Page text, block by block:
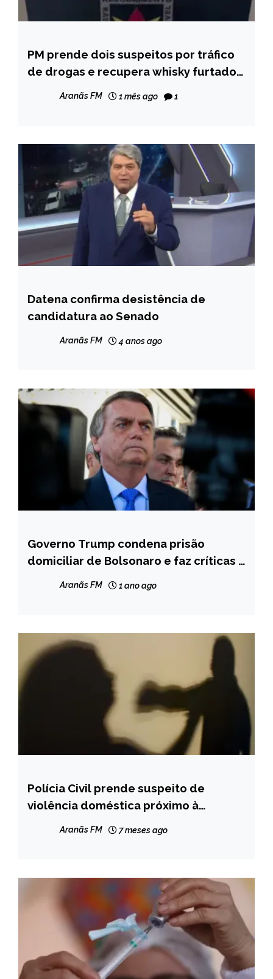
CAPELINHA
NOTÍCIAS
PM prende dois suspeitos por tráfico
de drogas e recupera whisky furtado
Aranãs FM 1 mês ago 1
BRASIL
ENTRETENIMENTO
Datena confirma desistência de
candidatura ao Senado
Aranãs FM 4 anos ago
BRASIL
NOTÍCIAS
Governo Trump condena prisão
domiciliar de Bolsonaro e faz críticas a
Aranãs FM 1 ano ago
MINAS
GERAIS
NOTÍCIAS
Polícia Civil prende suspeito de
violência doméstica próximo à
Aranãs FM 7 meses ago